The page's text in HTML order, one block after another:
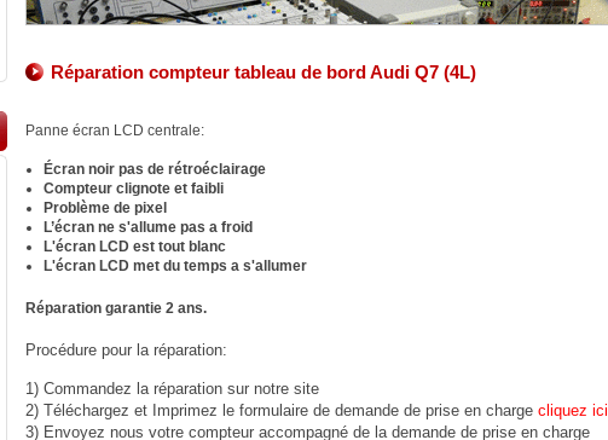
Réparation compteur tableau de bordAudi Q7 (4L)
Panne écran LCD centrale:
Écran noir pas de rétroéclairage
Compteur clignote et faibli
Problème de pixel
L’écran ne s'allume pas a froid
L'écran LCD est tout blanc
L'écran LCD met du temps a s'allumer
Réparation garantie 2 ans.
Procédure pour la réparation:
1) Commandez la réparation sur notre site
2) Téléchargez et Imprimez le formulaire de demande de prise en charge cliquez ici
3) Envoyez nous votre compteur accompagné de la demande de prise en charge